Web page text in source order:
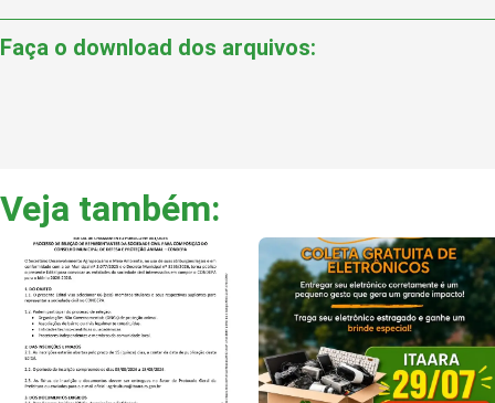
Faça o download dos arquivos:
Veja também: